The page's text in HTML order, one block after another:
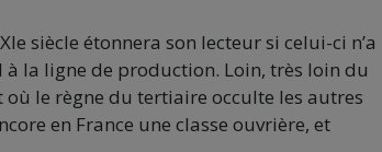
siècle étonnera son lecteur si celui-ci n’a
la ligne de production. Loin, très loin du
le règne du tertiaire occulte les autres
en France une classe ouvrière, et